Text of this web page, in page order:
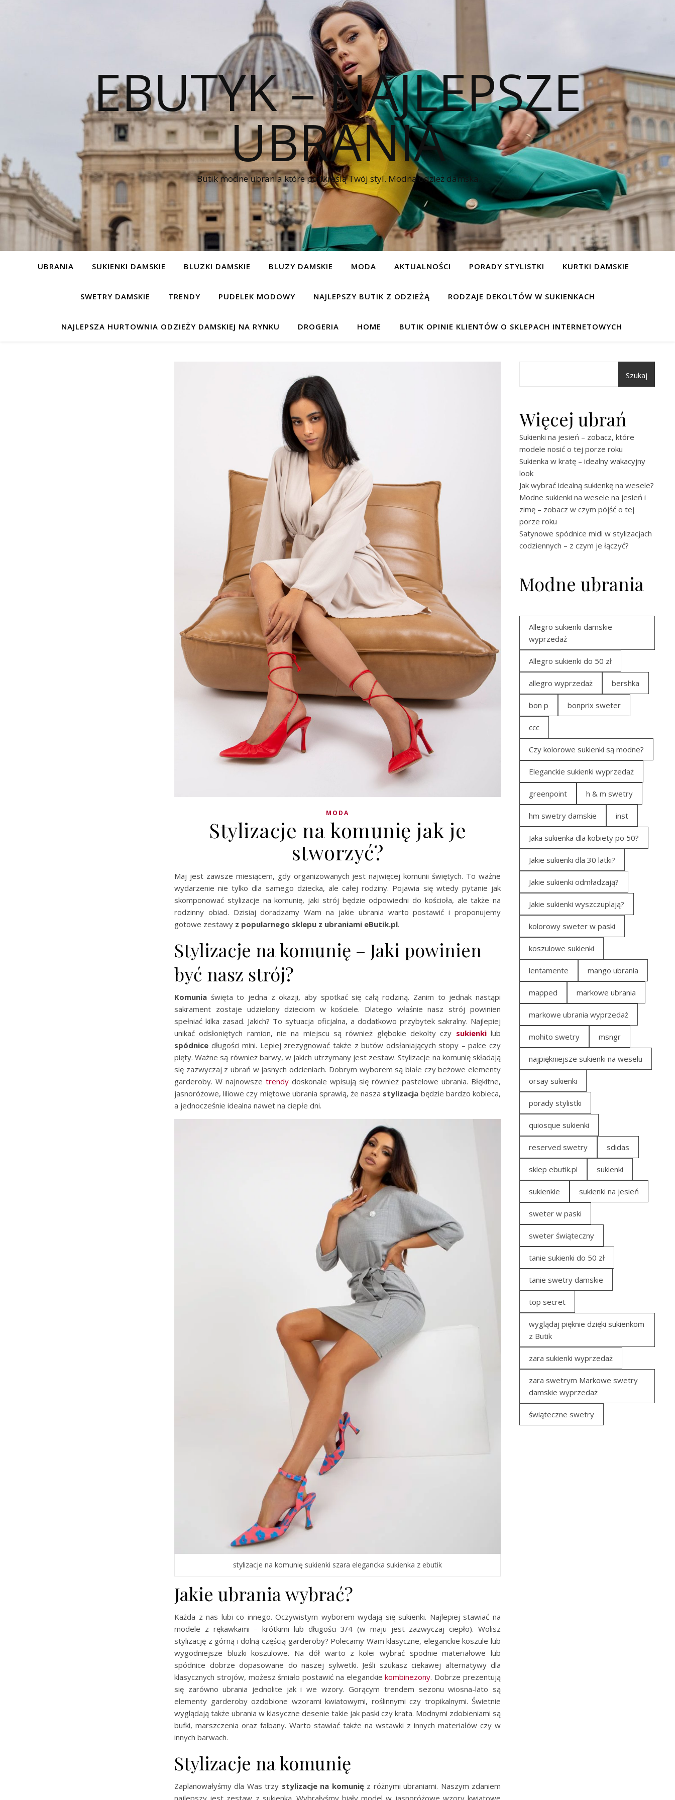
EBUTYK – NAJLEPSZE
UBRANIA
Butik modne ubrania które podkreślą Twój styl. Modna odzież damska
UBRANIA SUKIENKI DAMSKIE BLUZKI DAMSKIE BLUZY DAMSKIE MODA AKTUALNOŚCI PORADY STYLISTKI KURTKI DAMSKIE
SWETRY DAMSKIE TRENDY PUDELEK MODOWY NAJLEPSZY BUTIK Z ODZIEŻĄ RODZAJE DEKOLTÓW W SUKIENKACH
NAJLEPSZA HURTOWNIA ODZIEŻY DAMSKIEJ NA RYNKU DROGERIA HOME BUTIK OPINIE KLIENTÓW O SKLEPACH INTERNETOWYCH
MODA
Stylizacje na komunię jak je
stworzyć?
Maj jest zawsze miesiącem, gdy organizowanych jest najwięcej komunii świętych. To ważne
wydarzenie nie tylko dla samego dziecka, ale całej rodziny. Pojawia się wtedy pytanie jak
skomponować stylizacje na komunię, jaki strój będzie odpowiedni do kościoła, ale także na
rodzinny obiad. Dzisiaj doradzamy Wam na jakie ubrania warto postawić i proponujemy
gotowe zestawy z popularnego sklepu z ubraniami eButik.pl.
Stylizacje na komunię – Jaki powinien
być nasz strój?
Komunia święta to jedna z okazji, aby spotkać się całą rodziną. Zanim to jednak nastąpi
sakrament zostaje udzielony dzieciom w kościele. Dlatego właśnie nasz strój powinien
spełniać kilka zasad. Jakich? To sytuacja oficjalna, a dodatkowo przybytek sakralny. Najlepiej
unikać odsłoniętych ramion, nie na miejscu są również głębokie dekolty czy sukienkilub
spódnice długości mini. Lepiej zrezygnować także z butów odsłaniających stopy – palce czy
pięty. Ważne są również barwy, w jakich utrzymany jest zestaw. Stylizacje na komunię składają
się zazwyczaj z ubrań w jasnych odcieniach. Dobrym wyborem są białe czy beżowe elementy
garderoby. W najnowsze trendy doskonale wpisują się również pastelowe ubrania. Błękitne,
jasnoróżowe, liliowe czy miętowe ubrania sprawią, że nasza stylizacja będzie bardzo kobieca,
a jednocześnie idealna nawet na ciepłe dni.
stylizacje na komunię sukienki szara elegancka sukienka z ebutik
Jakie ubrania wybrać?
Każda z nas lubi co innego. Oczywistym wyborem wydają się sukienki. Najlepiej stawiać na
modele z rękawkami – krótkimi lub długości 3/4 (w maju jest zazwyczaj ciepło). Wolisz
stylizację z górną i dolną częścią garderoby? Polecamy Wam klasyczne, eleganckie koszule lub
wygodniejsze bluzki koszulowe. Na dół warto z kolei wybrać spodnie materiałowe lub
spódnice dobrze dopasowane do naszej sylwetki. Jeśli szukasz ciekawej alternatywy dla
klasycznych strojów, możesz śmiało postawić na eleganckiekombinezony. Dobrze prezentują
się zarówno ubrania jednolite jak i we wzory. Gorącym trendem sezonu wiosna-lato są
elementy garderoby ozdobione wzorami kwiatowymi, roślinnymi czy tropikalnymi. Świetnie
wyglądają także ubrania w klasyczne desenie takie jak paski czy krata. Modnymi zdobieniami są
bufki, marszczenia oraz falbany. Warto stawiać także na wstawki z innych materiałów czy w
innych barwach.
Stylizacje na komunię
Zaplanowałyśmy dla Was trzy stylizacje na komunięz różnymi ubraniami. Naszym zdaniem
Szukaj
Więcej ubrań
Sukienki na jesień – zobacz, które
modele nosić o tej porze roku
Sukienka w kratę – idealny wakacyjny
look
Jak wybrać idealną sukienkę na wesele?
Modne sukienki na wesele na jesień i
zimę – zobacz w czym pójść o tej
porze roku
Satynowe spódnice midi w stylizacjach
codziennych – z czym je łączyć?
Modne ubrania
Allegro sukienki damskie
wyprzedaż
Allegro sukienki do 50 zł
allegro wyprzedaż bershka
bon p bonprix sweter
ccc
Czy kolorowe sukienki są modne?
Eleganckie sukienki wyprzedaż
greenpoint h & m swetry
hm swetry damskie inst
Jaka sukienka dla kobiety po 50?
Jakie sukienki dla 30 latki?
Jakie sukienki odmładzają?
Jakie sukienki wyszczuplają?
kolorowy sweter w paski
koszulowe sukienki
lentamente mango ubrania
mapped markowe ubrania
markowe ubrania wyprzedaż
mohito swetry msngr
najpiękniejsze sukienki na weselu
orsay sukienki
porady stylistki
quiosque sukienki
reserved swetry sdidas
sklep ebutik.pl sukienki
sukienkie sukienki na jesień
sweter w paski
sweter świąteczny
tanie sukienki do 50 zł
tanie swetry damskie
top secret
wyglądaj pięknie dzięki sukienkom
z Butik
zara sukienki wyprzedaż
zara swetrym Markowe swetry
damskie wyprzedaż
świąteczne swetry